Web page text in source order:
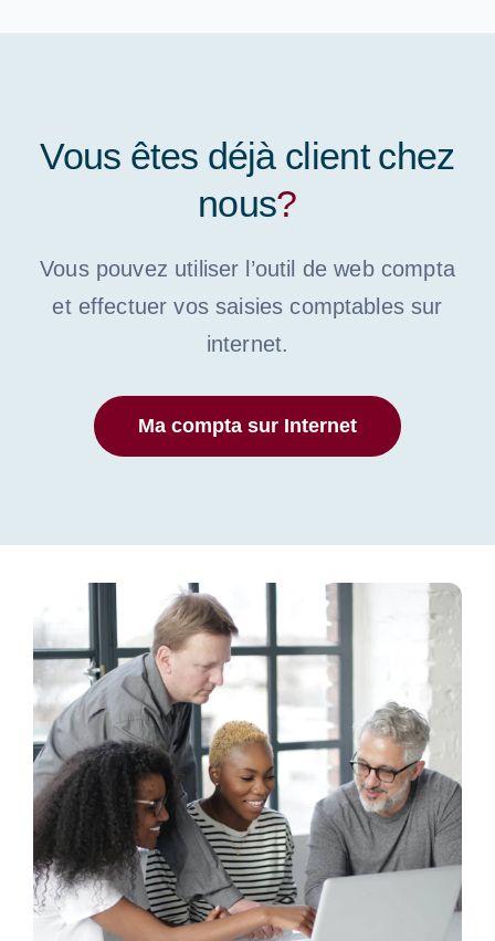
Vous êtes déjà client chez
nous?
Vous pouvez utiliser l’outil de web compta
et effectuer vos saisies comptables sur
internet.
Ma compta sur Internet